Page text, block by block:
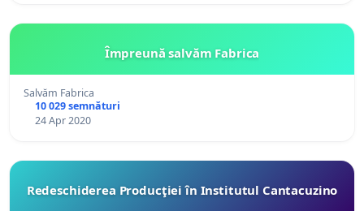
Împreună salvăm Fabrica
Salvăm Fabrica
10 029 semnături
24 Apr 2020
Redeschiderea Producţiei în Institutul Cantacuzino